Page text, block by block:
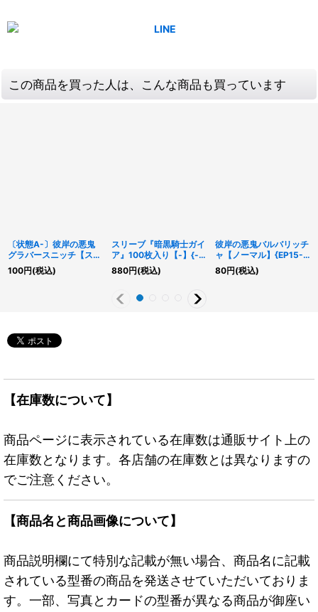
この商品を買った人は、こんな商品も買っています
〔状態A-〕彼岸の悪鬼
グラバースニッチ【スー
パー】{EP15-JP002}
《モンスター》
100円(税込)
スリーブ『暗黒騎士ガイ
ア』100枚入り【-】{-}
《スリーブ》
880円(税込)
彼岸の悪鬼バルバリッチ
ャ【ノーマル】{EP15-
JP011}《モンスター》
80円(税込)
【在庫数について】
商品ページに表示されている在庫数は通販サイト上の
在庫数となります。各店舗の在庫数とは異なりますの
でご注意ください。
【商品名と商品画像について】
商品説明欄にて特別な記載が無い場合、商品名に記載
されている型番の商品を発送させていただいておりま
す。一部、写真とカードの型番が異なる商品が御座い